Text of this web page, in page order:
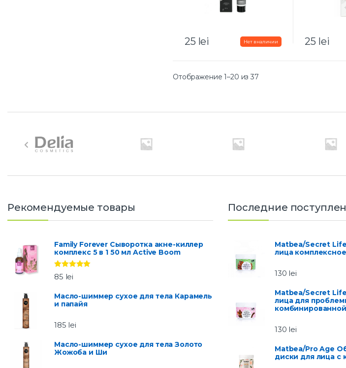
25 lei 25 lei
Отображение 1–20 из 37
n
Рекомендуемые товары
Family Forever Сыворотка акне-киллер
комплекс 5 в 1 50 мл Active Boom
Оценка
из 5
85 lei
Масло-шиммер сухое для тела Карамель
и папайя
185 lei
Масло-шиммер сухое для тела Золото
Жожоба и Ши
Последние
Matbea/Secret Life Пилинг- диски для
лица
130 lei
Matbea/Secret Life Пилинг-диски для
лица для
130 lei
Matbea/Pro Age Обновляющие пилинг-
диски для лица с